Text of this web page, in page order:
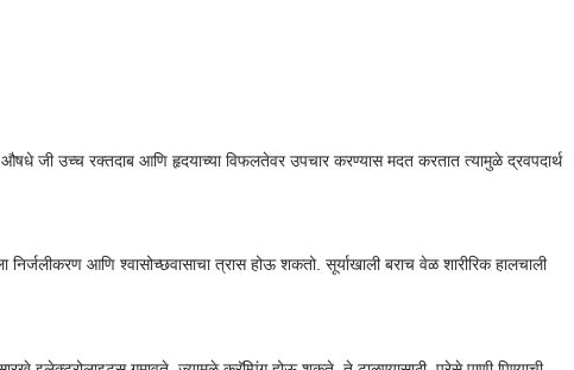
जी उच्च रक्तदाब आणि हृदयाच्या विफलतेवर उपचार करण्यास मदत करतात त्यामुळे द्रवपदार्थ
निर्जलीकरण आणि श्वासोच्छवासाचा त्रास होऊ शकतो. सूर्याखाली बराच वेळ शारीरिक हालचाली